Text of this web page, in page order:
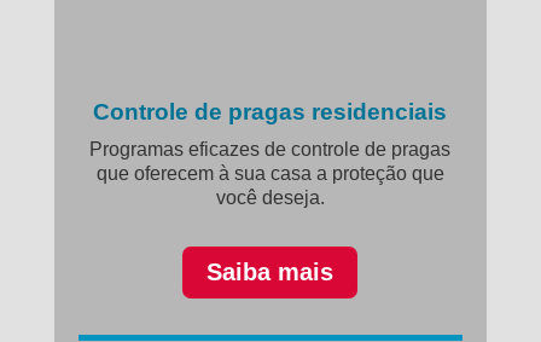
Controle de pragas residenciais
Programas eficazes de controle de pragas
que oferecem à sua casa a proteção que
você deseja.
Saiba mais